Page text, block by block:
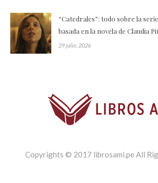
“Catedrales”: todo sobre la
basada en la novela de Claudia
29 julio, 2026
Copyrights © 2017 librosami.pe All